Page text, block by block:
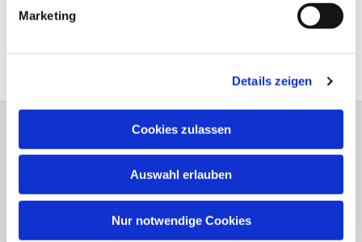
Marketing
Details zeigen
Cookies zulassen
Auswahl erlauben
Nur notwendige Cookies
Bitte schreiben Sie bei Wünschen und
Anschrift der evang.- Luth.
Kirchengemeinde Elsen
Erlöserkirche, Gemeindehaus,